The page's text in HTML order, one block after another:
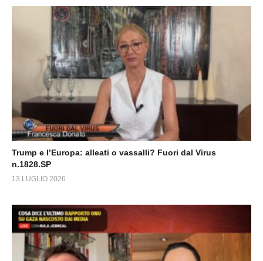
Trump e l’Europa: alleati o vassalli? Fuori dal Virus
n.1828.SP
13 LUGLIO 2026